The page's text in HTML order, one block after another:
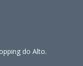
do Alto.